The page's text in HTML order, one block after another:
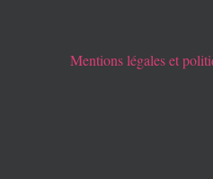
Mentions légales et